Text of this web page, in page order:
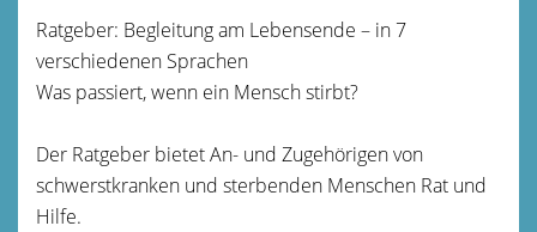
Ratgeber: Begleitung am Lebensende – in 7
verschiedenen Sprachen
Was passiert, wenn ein Mensch stirbt?
Der Ratgeber bietet An- und Zugehörigen von
schwerstkranken und sterbenden Menschen Rat und
Hilfe.